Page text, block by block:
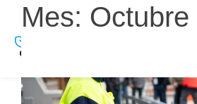
content
Mes: Octubre